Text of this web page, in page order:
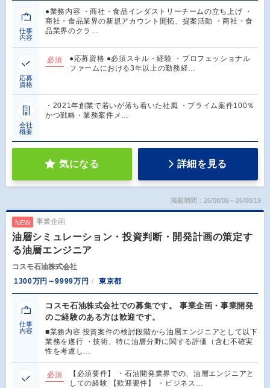
仕事
内容
●業務内容 ・商社・食品インダストリーチームの立ち上げ ・
商社・食品業界の新規アカウント開拓、提案活動 ・商社・食
品業界のクラ…
応募
資格
必須
●応募資格 ●必須スキル・経験 ・プロフェッショナル
ファームにおける3年以上の勤務経…
会社
概要
・2021年創業で若いが落ち着いた社風 ・プライム案件100％
かつ戦略・業務案件メ…
気になる 詳細を見る
掲載期間：26/08/06～26/08/19
NEW 事業企画
油層シミュレーション・投資判断・開発計画の策定す
る油層エンジニア
コスモ石油株式会社
1300万円～9999万円
東京都
仕事
内容
コスモ石油株式会社での募集です。 事業企画・事業開発
のご経験のある方は歓迎です。
■業務内容 投資案件の検討段階から油層エンジニアとして以下
業務を遂行 ・技術、特に油層分野に関する評価（含む不確実
性を考慮し…
必須
【必須要件】 ・石油開発業界での、油層エンジニアと
しての経験 【歓迎要件】 ・ビジネス…